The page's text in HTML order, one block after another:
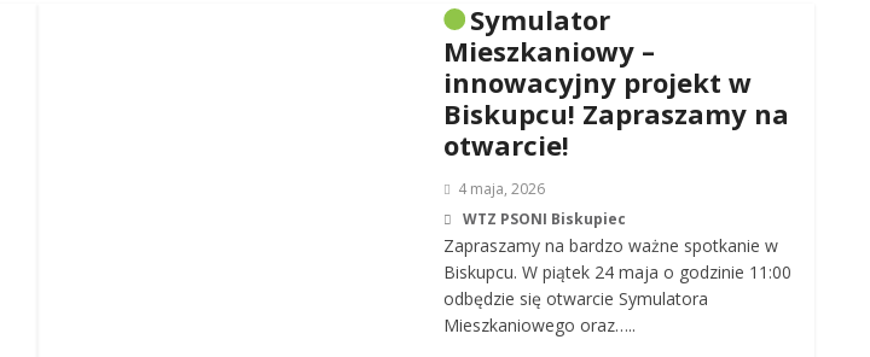
Symulator
Mieszkaniowy –
innowacyjny projekt w
Biskupcu! Zapraszamy na
otwarcie!
4 maja, 2026
WTZ PSONI Biskupiec
Zapraszamy na bardzo ważne spotkanie w
Biskupcu. W piątek 24 maja o godzinie 11:00
odbędzie się otwarcie Symulatora
Mieszkaniowego oraz…..